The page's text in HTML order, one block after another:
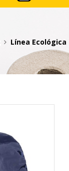
Línea Ecológica